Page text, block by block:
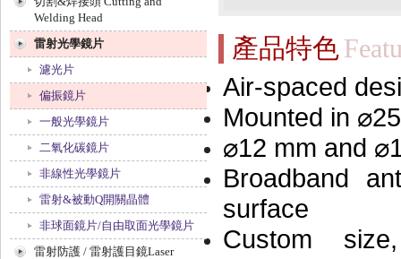
產品特色
Air-spaced
Mounted in
⌀12 mm and
Broadband
surface
Custom
Welding Head
雷射光學鏡片
濾光片
偏振鏡片
一般光學鏡片
二氧化碳鏡片
非線性光學鏡片
雷射&被動Q開關晶體
非球面鏡片/自由取面光學鏡片
雷射防護 / 雷射護目鏡Laser